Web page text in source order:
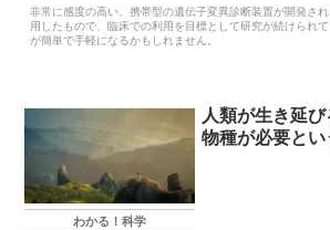
非常に感度の高い、携帯型の遺伝子変異診断装置が開発さ
用したもので、臨床での利用を目標として研究が続けられ
が簡単で手軽になるかもしれません。
わかる！科学
人類が生き延
物種が必要とい